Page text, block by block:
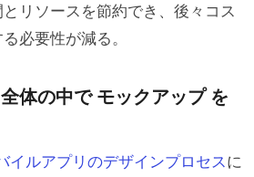
からインタラクティブプロ
行するためのヒント
アプリの モックアップ
ィブなプロトタイプを
リソースを節約でき、後々コス
必要性が減る。
体の中で モックアップ を
イルアプリのデザインプロセスに